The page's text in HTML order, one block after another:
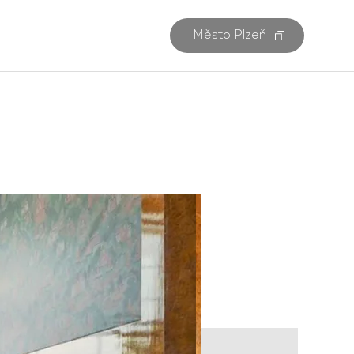
Město Plzeň